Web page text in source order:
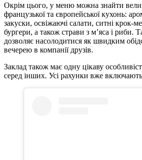
Окрім цього, у меню можна знайти
французької та європейської кухонь:
закуски, освіжаючі салати, ситні крок-
бургери, а також страви з м’яса і риби.
дозволяє насолодитися як швидким
вечерею в компанії друзів.
Заклад також має одну цікаву
серед інших. Усі рахунки вже включають